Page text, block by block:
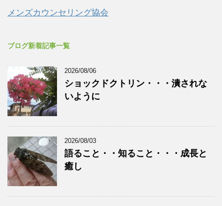
メンズカウンセリング協会
ブログ新着記事一覧
2026/08/06
ショックドクトリン・・・潰されな
いように
2026/08/03
語ること・・知ること・・・成長と
癒し